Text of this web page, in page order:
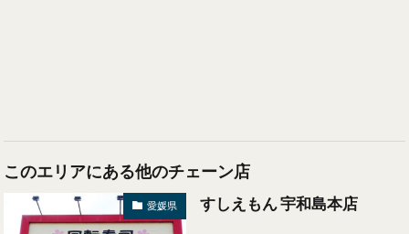
このエリアにある他のチェーン店
愛媛県 すしえもん 宇和島本店